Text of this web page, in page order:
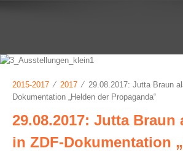
2015-2017 ⁄ 2017 ⁄ 29.08.2017: Jutta Braun
Dokumentation „Helden der Propaganda“
29.08.2017: Jutta Braun
in ZDF-Dokumentation